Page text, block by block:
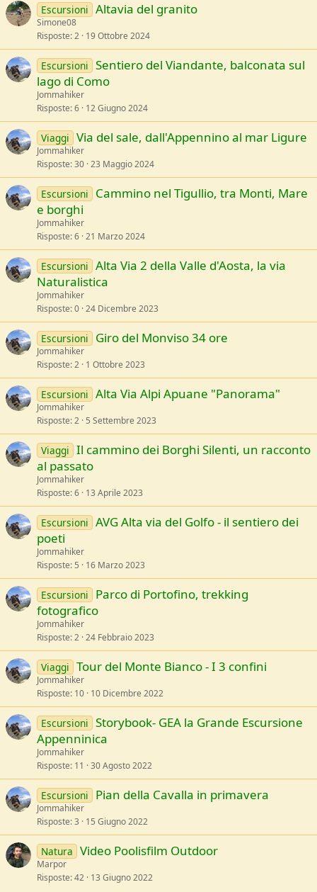
Escursioni Altavia del granito
Simone08
Risposte 2 19 Ottobre 2024
Escursioni Sentiero del Viandante, balconata sul
lago di Como
Jommahiker
Risposte 6 12 Giugno 2024
Viaggi Via del sale, dall'Appennino al mar Ligure
Jommahiker
Risposte 30 23 Maggio 2024
Escursioni
Cammino nel Tigullio, tra Monti, Mare
e borghi
Jommahiker
Risposte 6 21 Marzo 2024
Escursioni Alta Via 2 della Valle d'Aosta, la via
Naturalistica
Jommahiker
Risposte 0 24 Dicembre 2023
Escursioni Giro del Monviso 34 ore
Jommahiker
Risposte 2 1 Ottobre 2023
Escursioni Alta Via Alpi Apuane "Panorama"
Jommahiker
Risposte 2 5 Settembre 2023
Viaggi Il cammino dei Borghi Silenti, un racconto
al passato
Jommahiker
Risposte 6 13 Aprile 2023
Escursioni AVG Alta via del Golfo - il sentiero dei
poeti
Jommahiker
Risposte 5 16 Marzo 2023
Escursioni
Parco di Portofino, trekking
fotografico
Jommahiker
Risposte 2 24 Febbraio 2023
Viaggi Tour del Monte Bianco - I 3 confini
Jommahiker
Risposte 10 10 Dicembre 2022
Escursioni Storybook- GEA la Grande Escursione
Appenninica
Jommahiker
Risposte 11 30 Agosto 2022
Escursioni Pian della Cavalla in primavera
Jommahiker
Risposte 3 15 Giugno 2022
Natura Video Poolisfilm Outdoor
Marpor
Risposte 42 13 Giugno 2022